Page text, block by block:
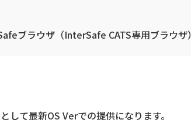
ブラウザ（InterSafe CATS専用ブラウザ）
して最新OS Verでの提供になります。